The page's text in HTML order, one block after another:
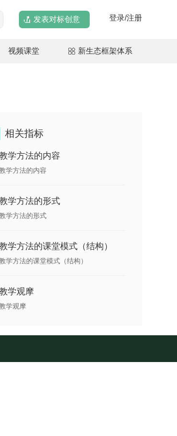
视频课堂 新生态框架体系
发表对标创意 登录/注册
相关指标
学方法的内容
学方法的内容
学方法的形式
学方法的形式
学方法的课堂模式（结构）
学方法的课堂模式（结构）
学观摩
学观摩